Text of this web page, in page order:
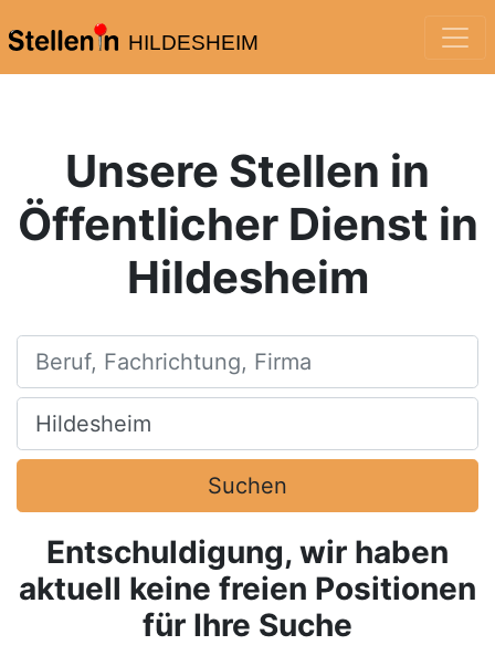
HILDESHEIM
Unsere Stellen in
Öffentlicher Dienst in
Hildesheim
Beruf, Fachrichtung, Firma
Ort, Stadt
Suchen
Entschuldigung, wir haben
aktuell keine freien Positionen
für Ihre Suche